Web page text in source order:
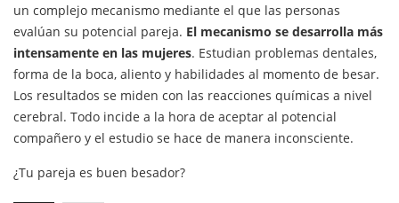
un complejo mecanismo mediante el que las personas
evalúan su potencial pareja. El mecanismo se desarrolla más
intensamente en las mujeres. Estudian problemas dentales,
forma de la boca, aliento y habilidades al momento de besar.
Los resultados se miden con las reacciones químicas a nivel
cerebral. Todo incide a la hora de aceptar al potencial
compañero y el estudio se hace de manera inconsciente.
¿Tu pareja es buen besador?